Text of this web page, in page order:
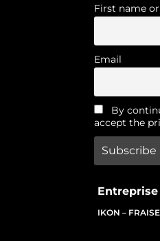
First name
Email
By
accept the
Entreprise
IKON –